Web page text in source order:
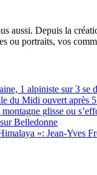
aussi. Depuis la
ou portraits, vos
1 alpiniste sur 3
du Midi ouvert après
glisse ou
Belledonne
»: Jean-Yves